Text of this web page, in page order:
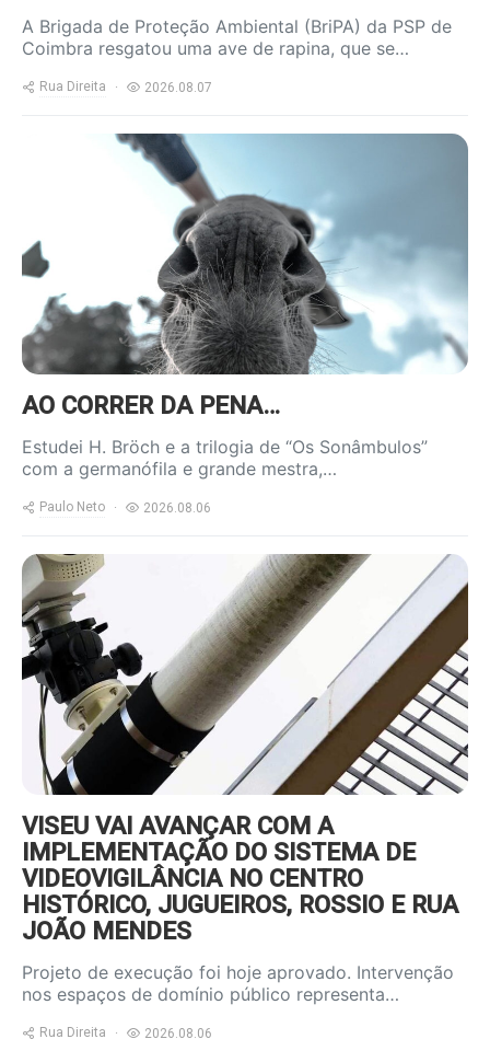
A Brigada de Proteção Ambiental (BriPA) da PSP de
Coimbra resgatou uma ave de rapina, que se…
Rua Direita 2026.08.07
https://www.ruadireita.pt/wp-
content/uploads/2020/04/burro-
AO CORRER DA PENA…
Estudei H. Bröch e a trilogia de “Os Sonâmbulos”
com a germanófila e grande mestra,…
Paulo Neto 2026.08.06
https://www.ruadireita.pt/wp-
content/uploads/2026/08/videov-
800x600.jpg
VISEU VAI AVANÇAR COM A
IMPLEMENTAÇÃO DO SISTEMA DE
VIDEOVIGILÂNCIA NO CENTRO
HISTÓRICO, JUGUEIROS, ROSSIO E RUA
JOÃO MENDES
Projeto de execução foi hoje aprovado. Intervenção
nos espaços de domínio público representa…
Rua Direita 2026.08.06